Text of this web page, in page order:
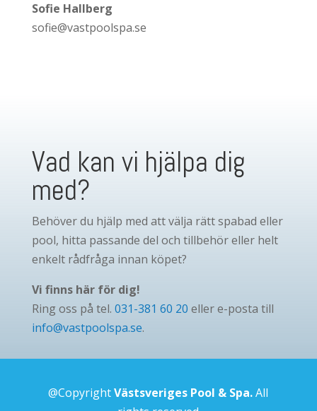
Sofie Hallberg
sofie@vastpoolspa.se
Vad kan vi hjälpa dig
med?
Behöver du hjälp med att välja rätt spabad eller
pool, hitta passande del och tillbehör eller helt
enkelt rådfråga innan köpet?
Vi finns här för dig!
Ring oss på tel. 031-381 60 20 eller e-posta till
info@vastpoolspa.se.
@CopyrightVästsveriges Pool & Spa.All